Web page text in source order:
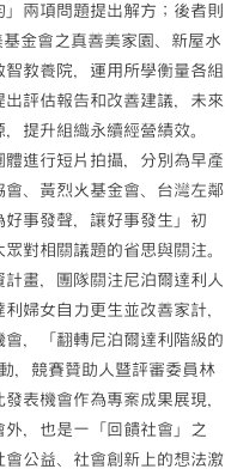
兩項問題提出解方；後者則
金會之真善美家園、新屋水
教養院，運用所學衡量各組
評估報告和改善建議，未來
提升組織永續經營績效。
進行短片拍攝，分別為早產
、黃烈火基金會、台灣左鄰
事發聲，讓好事發生」初
對相關議題的省思與關注。
畫，團隊關注尼泊爾達利人
婦女自力更生並改善家計，
，「翻轉尼泊爾達利階級的
，競賽贊助人暨評審委員林
表機會作為專案成果展現，
，也是一「回饋社會」之
公益、社會創新上的想法激